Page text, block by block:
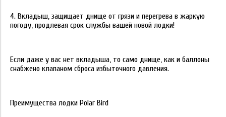
4. Вкладыш, защищает днище от грязи и перегрева в жаркую
погоду, продлевая срок службы вашей новой лодки!
Если даже у вас нет вкладыша, то само днище, как и баллоны
снабжено клапаном сброса избыточного давления.
Преимущества лодки Polar Bird